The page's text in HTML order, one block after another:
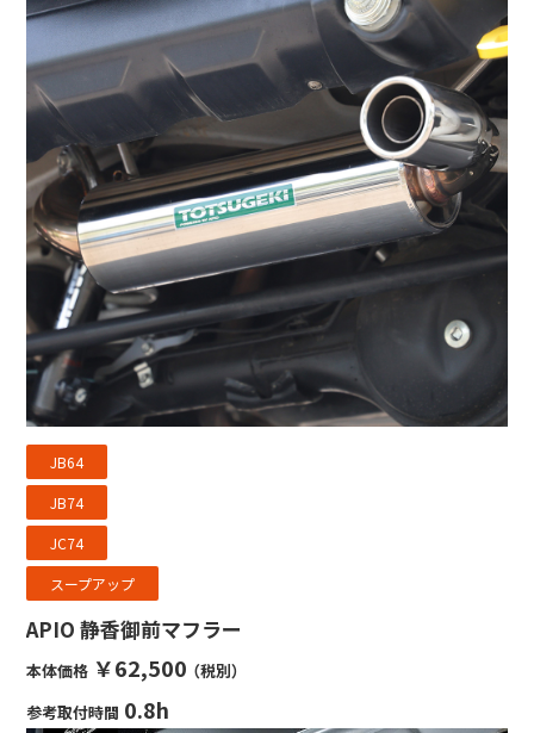
JB64
JB74
JC74
スープアップ
APIO 静香御前マフラー
本体価格 ￥62,500 （税別）
参考取付時間 0.8h